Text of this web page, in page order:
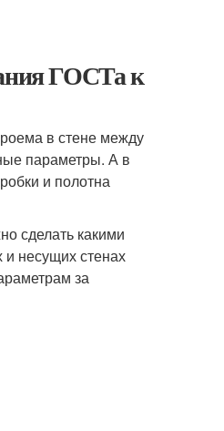
ГОСТа к
в стене между
параметры. А в
и полотна
сделать какими
и несущих стенах
за